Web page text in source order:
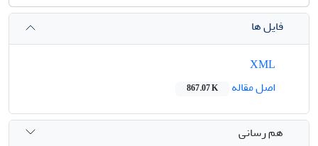
فایل ها
اصل مقاله
867.07 K
هم رسانی